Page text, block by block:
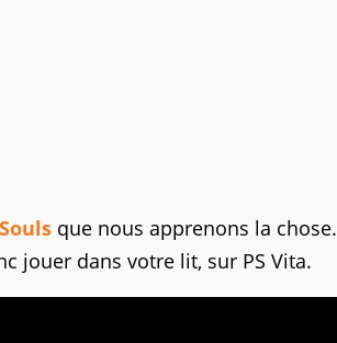
que nous apprenons la chose.
jouer dans votre lit, sur PS Vita.